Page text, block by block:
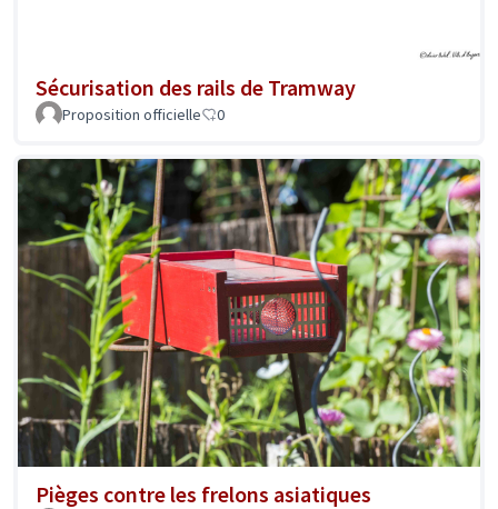
Sécurisation des rails de Tramway
Proposition officielle 0
Pièges contre les frelons asiatiques